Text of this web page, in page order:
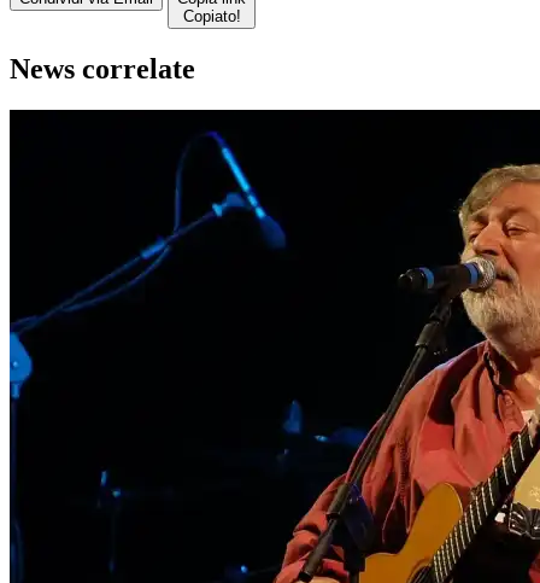
Copiato!
News correlate